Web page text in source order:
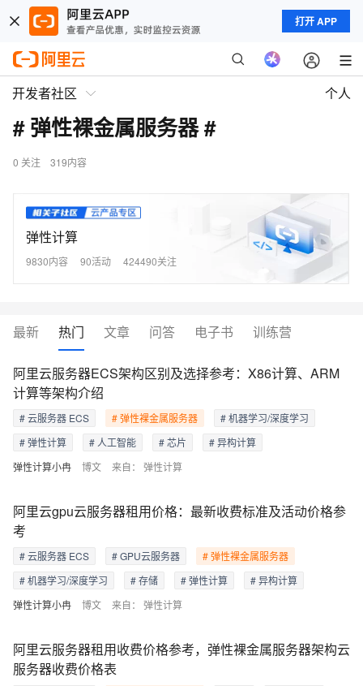
打开 APP
开发者社区 个人
# 弹性裸金属服务器 #
0 关注 319内容
弹性计算
9830内容 90活动 424490关注
最新 热门 文章 问答 电子书 训练营
弹性计算小冉 博文 来自： 弹性计算
阿里云服务器ECS架构区别及选择参考：X86计算、ARM
计算等架构介绍
# 云服务器 ECS # 弹性裸金属服务器
# 机器学习/深度学习
# 弹性计算
# 人工智能 # 芯片 # 异构计算
弹性计算小冉 博文 来自： 弹性计算
阿里云gpu云服务器租用价格：最新收费标准及活动价格参
考
# 云服务器 ECS # GPU云服务器
# 弹性裸金属服务器
# 机器学习/深度学习
# 存储 # 弹性计算 # 异构计算
阿里云服务器租用收费价格参考，弹性裸金属服务器架构云
服务器收费价格表